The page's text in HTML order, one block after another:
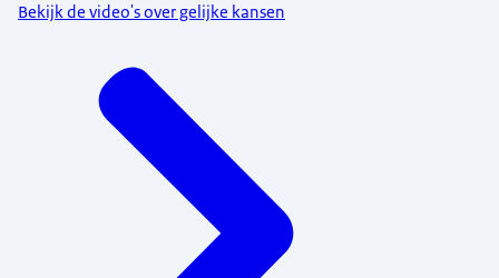
Bekijk de video's over gelijke kansen